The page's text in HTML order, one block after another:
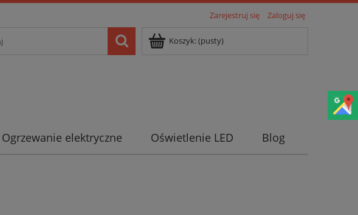
Zarejestruj się Zaloguj się
Koszyk:(pusty)
Ogrzewanie elektryczne Oświetlenie LED
Blog